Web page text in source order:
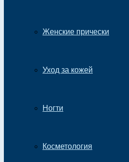
Женские прически
Уход за кожей
Ногти
Косметология